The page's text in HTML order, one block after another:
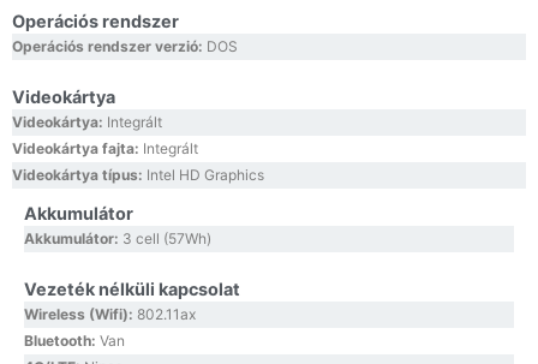
Operációs rendszer
Operációs rendszer verzió: DOS
Videokártya
Videokártya: Integrált
Videokártya fajta: Integrált
Videokártya típus: Intel HD Graphics
Akkumulátor
Akkumulátor: 3 cell (57Wh)
Vezeték nélküli kapcsolat
Wireless (Wifi): 802.11ax
Bluetooth: Van